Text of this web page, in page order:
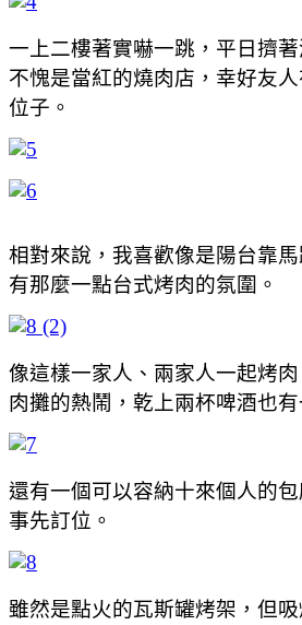
一上二樓著實嚇一跳，平日擠
不愧是當紅的燒肉店，幸好友
位子。
相對來說，我喜歡像是陽台靠馬
有那麼一點台式烤肉的氛圍。
像這樣一家人、兩家人一起烤
肉攤的熱鬧，乾上兩杯啤酒也
還有一個可以容納十來個人的
事先訂位。
雖然是點火的瓦斯罐烤架，但吸